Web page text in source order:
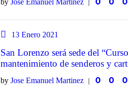
by Jose Emanuel Martinez
13 Enero 2021
San Lorenzo será sede del
mantenimiento de senderos y
by Jose Emanuel Martinez 0 0 0